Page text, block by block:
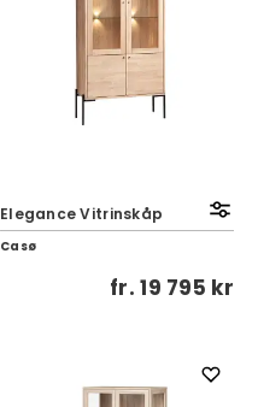
Elegance Vitrinskåp
Casø
fr.19 795 kr